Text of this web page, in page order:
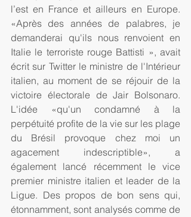
l’est en France et ailleurs en Europe.
«Après des années de palabres, je
demanderai qu'ils nous renvoient en
Italie le terroriste rouge Battisti », avait
écrit sur Twitter le ministre de l'Intérieur
italien, au moment de se réjouir de la
victoire électorale de Jair Bolsonaro.
L'idée «qu'un condamné à la
perpétuité profite de la vie sur les plage
du Brésil provoque chez moi un
agacement indescriptible», a
également lancé récemment le vice
premier ministre italien et leader de la
Ligue. Des propos de bon sens qui,
étonnamment, sont analysés comme de